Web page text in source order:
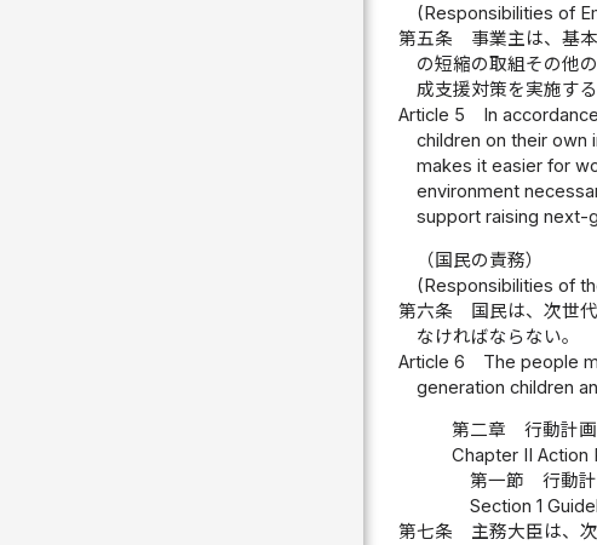
(Responsibilities of
第五条
事業主は、基
の短縮の取組その他
成支援対策を実施す
Article 5
In
children on their own
makes it easier for
environment
support raising next-
（国民の責務）
(Responsibilities of
第六条
国民は、次世
なければならない。
Article 6
The people
generation children
第二章 行動計画
Chapter II Action
第一節 行動計
Section 1
第七条
主務大臣は、